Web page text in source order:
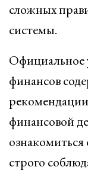
сложных
системы.
Официальное
финансов
финансовой
строго